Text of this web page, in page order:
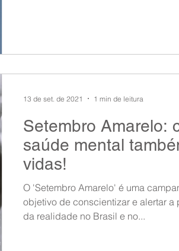
Setembro Amarelo:
saúde mental
vidas!
O 'Setembro Amarelo' é uma
objetivo de conscientizar e alertar
da realidade no Brasil e no...
13 de set. de 2021 1 min de leitura